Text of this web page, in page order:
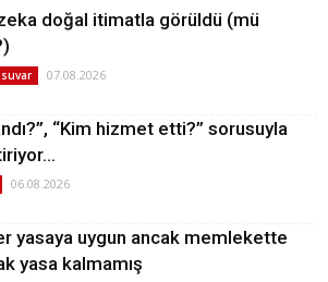
doğal itimatla görüldü (mü
07.08.2026
“Kim hizmet etti?” sorusuyla
06.08.2026
yasaya uygun ancak memlekette
yasa kalmamış